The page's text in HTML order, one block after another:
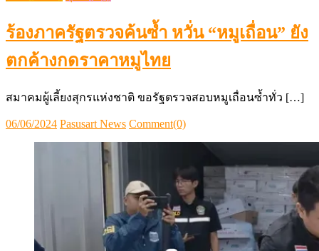
ร้องภาครัฐตรวจค้นซ้ำ หวั่น “หมูเถื่อน” ยัง
ตกค้างกดราคาหมูไทย
สมาคมผู้เลี้ยงสุกรแห่งชาติ ขอรัฐตรวจสอบหมูเถื่อนซ้ำทั่ว […]
Posted
06/06/2024 Author
Pasusart News Comment(0)